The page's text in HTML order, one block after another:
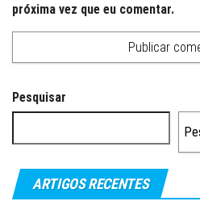
próxima vez que eu comentar.
Pesquisar
ARTIGOS RECENTES